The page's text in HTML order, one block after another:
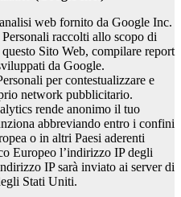
web fornito da Google Inc.
raccolti allo scopo di
Sito Web, compilare report
da Google.
per contestualizzare e
network pubblicitario.
rende anonimo il tuo
abbreviando entro i confini
o in altri Paesi aderenti
Europeo l’indirizzo IP degli
IP sarà inviato ai server di
Stati Uniti.